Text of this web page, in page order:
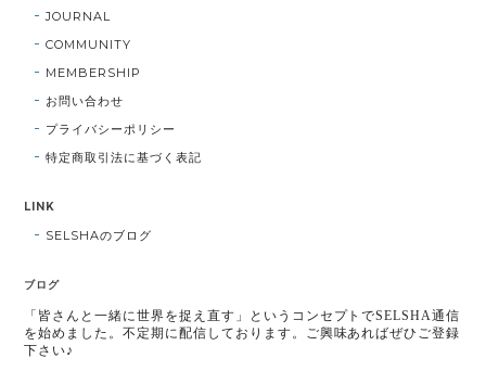
JOURNAL
COMMUNITY
MEMBERSHIP
お問い合わせ
プライバシーポリシー
特定商取引法に基づく表記
LINK
SELSHAのブログ
ブログ
「皆さんと一緒に世界を捉え直す」というコンセプトでSELSHA通信
を始めました。不定期に配信しております。ご興味あればぜひご登録
下さい♪